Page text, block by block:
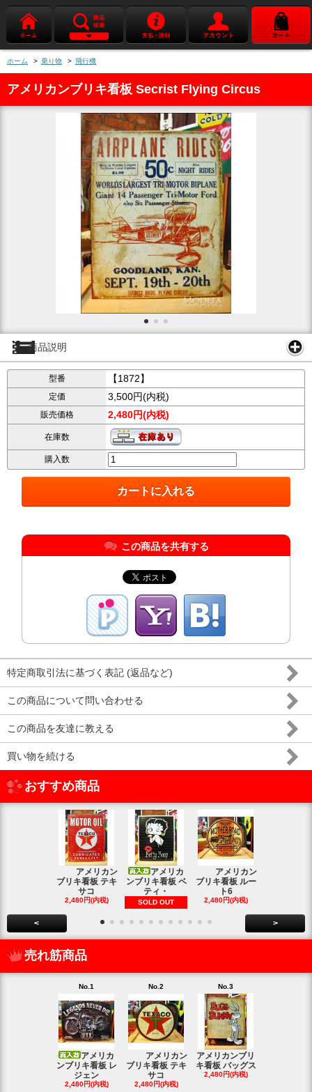
ホーム > 乗り物 > 飛行機
アメリカンブリキ看板 Secrist Flying Circus
商品説明
型番 【1872】
定価 3,500円(内税)
販売価格 2,480円(内税)
在庫数
購入数
この商品を共有する
特定商取引法に基づく表記 (返品など)
この商品について問い合わせる
この商品を友達に教える
買い物を続ける
おすすめ商品
アメリカン
ブリキ看板 テキ
サコ
2,480円(内税)
アメリカ
ンブリキ看板 ベ
ティ・
SOLD OUT
アメリカン
ブリキ看板 ルー
ト6
2,480円(内税)
< >
売れ筋商品
No.1
アメリカ
ンブリキ看板 レ
ジェン
2,480円(内税)
No.2
アメリカン
ブリキ看板 テキ
サコ
2,480円(内税)
No.3
アメリカンブリ
キ看板 バッグス
2,480円(内税)